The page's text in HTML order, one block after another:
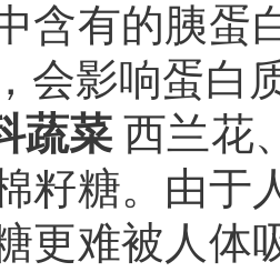
含有的胰蛋
会影响蛋白
蔬菜 西兰花
籽糖。由于
更难被人体